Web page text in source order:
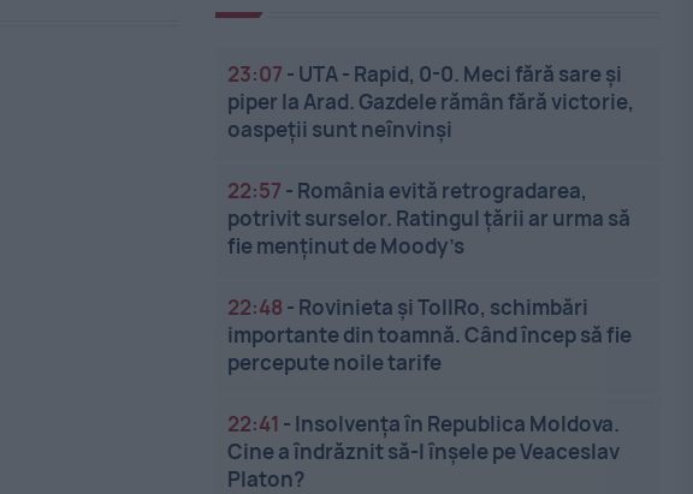
23:07 - UTA - Rapid, 0-0. Meci fără sare și
piper la Arad. Gazdele rămân fără victorie,
oaspeții sunt neînvinși
22:57 - România evită retrogradarea,
potrivit surselor. Ratingul țării ar urma să
fie menținut de Moody’s
22:48 - Rovinieta și TollRo, schimbări
importante din toamnă. Când încep să fie
percepute noile tarife
22:41 - Insolvenţa în Republica Moldova.
Cine a îndrăznit să-l înşele pe Veaceslav
Platon?